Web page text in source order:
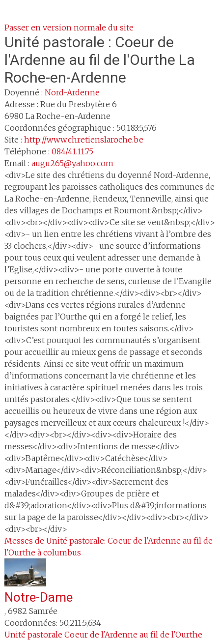
Passer en version normale du site
Unité pastorale : Coeur de
l'Ardenne au fil de l'Ourthe La
Roche-en-Ardenne
Doyenné : Nord-Ardenne
Adresse : Rue du Presbytère 6
6980 La Roche-en-Ardenne
Coordonnées géographique : 50,183:5,576
Site : http://www.chretienslaroche.be
Téléphone : 084/41.11.75
Email : augu265@yahoo.com
<div>Le site des chrétiens du doyenné Nord-Ardenne,
regroupant les paroisses catholiques des communes de
La Roche-en-Ardenne, Rendeux, Tenneville, ainsi que
des villages de Dochamps et Roumont:&nbsp;</div>
<div><br></div><div><div>Ce site se veut&nbsp;</div>
<div>- un lien entre les chrétiens vivant à l’ombre des
33 clochers,</div><div>- une source d’informations
pour tous ceux qui veulent adresser une demande à
l’Eglise,</div><div>- une porte ouverte à toute
personne en recherche de sens, curieuse de l’Evangile
ou de la tradition chrétienne.</div><div><br></div>
<div>Dans ces vertes régions rurales d’Ardenne
baignées par l’Ourthe qui en a forgé le relief, les
touristes sont nombreux en toutes saisons.</div>
<div>C’est pourquoi les communautés s’organisent
pour accueillir au mieux gens de passage et seconds
résidents. Ainsi ce site veut offrir un maximum
d’informations concernant la vie chrétienne et les
initiatives à caractère spirituel menées dans les trois
unités pastorales.</div><div>Que tous se sentent
accueillis ou heureux de vivre dans une région aux
paysages merveilleux et aux cœurs chaleureux !</div>
</div><div><br></div><div><div>Horaire des
messes</div><div>Intentions de messe</div>
<div>Baptême</div><div>Catéchèse</div>
<div>Mariage</div><div>Réconciliation&nbsp;</div>
<div>Funérailles</div><div>Sacrement des
malades</div><div>Groupes de prière et
d&#39;adoration</div><div>Plus d&#39;informations
sur la page de la paroisse</div></div><div><br></div>
<div><br></div>
Messes de Unité pastorale: Coeur de l'Ardenne au fil de
l'Ourthe à columbus
Notre-Dame
, 6982 Samrée
Coordonnées: 50,211:5,634
Unité pastorale Coeur de l'Ardenne au fil de l'Ourthe